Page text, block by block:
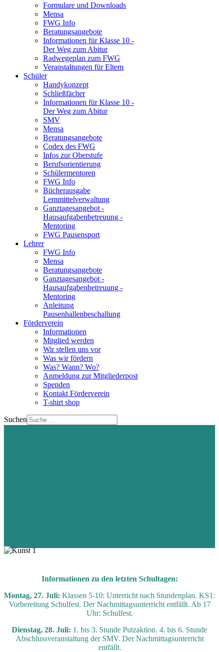
Formulare und Downloads
Mensa
FWG Info
Beratungsangebote
Informationen für Klasse 10 -
Der Weg zum Abitur
Radwegeplan zum FWG
Veranstaltungen für Eltern
Schüler
Handykonzept
Schließfächer
Informationen für Klasse 10 -
Der Weg zum Abitur
SMV
Mensa
Beratungsangebote
Codex des FWG
Infos zur Oberstufe
Berufsorientierung
Schülermentoren
FWG Info
Bücherausgabe
Lernmittelverwaltung
Ganztagesangebot -
Hausaufgabenbetreuung -
Mentoring
FWG Pausensport
Lehrer
FWG Info
Mensa
Beratungsangebote
Ganztagesangebot -
Hausaufgabenbetreuung -
Mentoring
Anleitung
Pausenhallenbeschallung
Förderverein
Informationen
Mitglied werden
Wir stellen uns vor
Was wir fördern
Was? Wann? Wo?
Anmeldung zur Mitgliederpost
Spenden
Kontakt Förderverein
T-shirt shop
Suchen
Informationen zu den letzten Schultagen:
Montag, 27. Juli: Klassen 5-10: Unterricht nach Stundenplan. KS1:
Vorbereitung Schulfest. Der Nachmittagsunterricht entfällt. Ab 17
Uhr: Schulfest.
Dienstag, 28. Juli: 1. bis 3. Stunde Putzaktion. 4. bis 6. Stunde
Abschlussveranstaltung der SMV. Der Nachmittagsunterricht
entfällt.